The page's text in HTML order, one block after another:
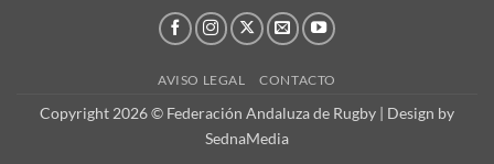
AVISO LEGAL CONTACTO
Copyright 2026 © Federación Andaluza de Rugby | Design by
SednaMedia